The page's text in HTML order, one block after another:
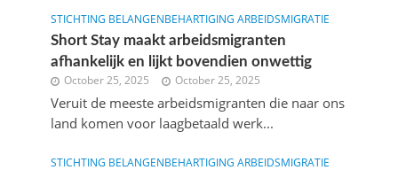
STICHTING BELANGENBEHARTIGING ARBEIDSMIGRATIE
Short Stay maakt arbeidsmigranten
afhankelijk en lijkt bovendien onwettig
October 25, 2025 October 25, 2025
Veruit de meeste arbeidsmigranten die naar ons
land komen voor laagbetaald werk...
STICHTING BELANGENBEHARTIGING ARBEIDSMIGRATIE